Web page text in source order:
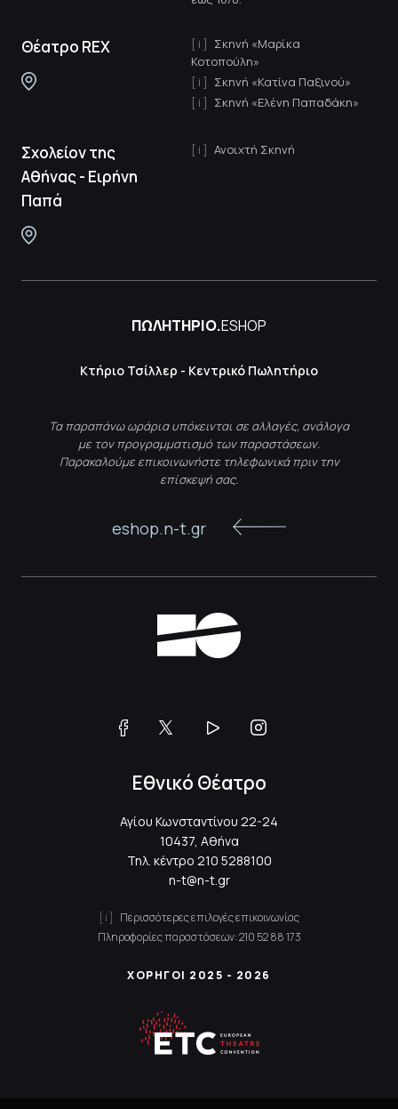
Θέατρο REX
Σκηνή «Μαρίκα
Κοτοπούλη»
Σκηνή «Κατίνα Παξινού»
Σκηνή «Ελένη Παπαδάκη»
Σχολείον της
Αθήνας - Ειρήνη
Παπά
Ανοιχτή Σκηνή
ΠΩΛΗΤΗΡΙΟ.ESHOP
Κτήριο Τσίλλερ - Κεντρικό Πωλητήριο
Τα παραπάνω ωράρια υπόκεινται σε αλλαγές, ανάλογα
με τον προγραμματισμό των παραστάσεων.
Παρακαλούμε επικοινωνήστε τηλεφωνικά πριν την
επίσκεψή σας.
eshop.n-t.gr
Εθνικό Θέατρο
Αγίου Κωνσταντίνου 22-24
10437, Αθήνα
Τηλ. κέντρο 210 5288100
n-t@n-t.gr
Περισσότερες επιλογές επικοινωνίας
Πληροφορίες παραστάσεων:210 52 88 173
ΧΟΡΗΓΟΙ 2025 - 2026